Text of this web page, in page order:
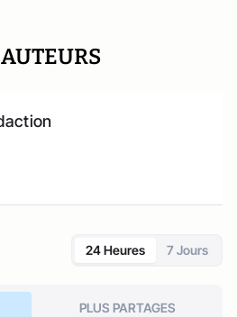
24 Heures 7 Jours
PLUS PARTAGES